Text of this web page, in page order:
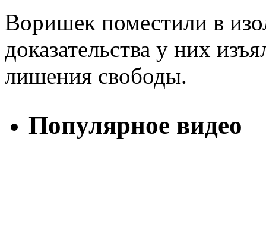
Воришек поместили в
доказательства у них
лишения свободы.
Популярное видео